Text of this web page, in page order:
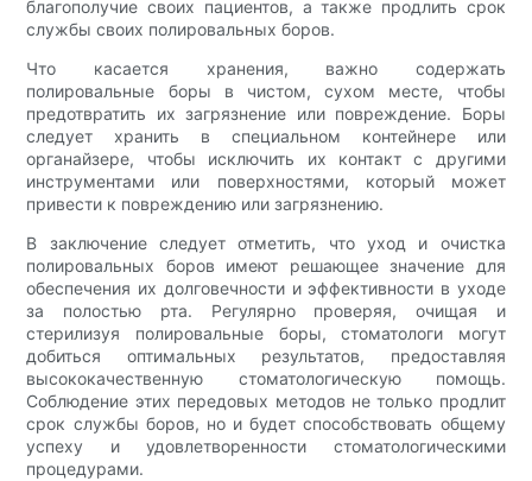
благополучие своих пациентов, а также продлить срок
службы своих полировальных боров.
Что касается хранения, важно содержать
полировальные боры в чистом, сухом месте, чтобы
предотвратить их загрязнение или повреждение. Боры
следует хранить в специальном контейнере или
органайзере, чтобы исключить их контакт с другими
инструментами или поверхностями, который может
привести к повреждению или загрязнению.
В заключение следует отметить, что уход и очистка
полировальных боров имеют решающее значение для
обеспечения их долговечности и эффективности в уходе
за полостью рта. Регулярно проверяя, очищая и
стерилизуя полировальные боры, стоматологи могут
добиться оптимальных результатов, предоставляя
высококачественную стоматологическую помощь.
Соблюдение этих передовых методов не только продлит
срок службы боров, но и будет способствовать общему
успеху и удовлетворенности стоматологическими
процедурами.